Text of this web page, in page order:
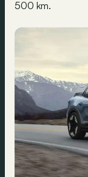
500 km.